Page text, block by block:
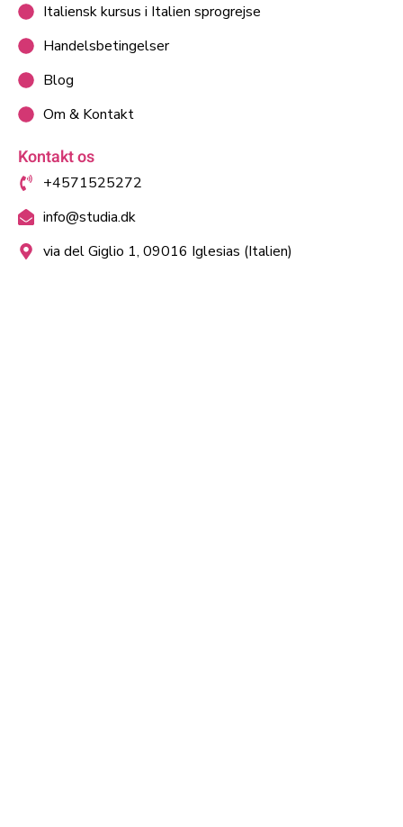
Italiensk kursus i Italien sprogrejse
Handelsbetingelser
Blog
Om & Kontakt
Kontakt os
+4571525272
info@studia.dk
via del Giglio 1, 09016 Iglesias (Italien)